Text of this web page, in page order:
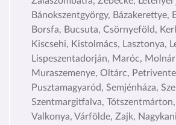
Bánokszentgyörgy, Bázakerettye,
Borsfa, Bucsuta, Csörnyeföld,
Kiscsehi, Kistolmács, Lasztonya,
Lispeszentadorján, Maróc,
Muraszemenye, Oltárc,
Pusztamagyaród, Semjénháza,
Szentmargitfalva,
Valkonya, Várfölde, Zajk,